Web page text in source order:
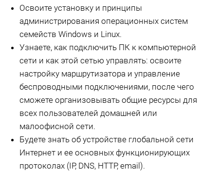
Освоите установку и принципы
администрирования операционных систем
семейств Windows и Linux.
Узнаете, как подключить ПК к компьютерной
сети и как этой сетью управлять: освоите
настройку маршрутизатора и управление
беспроводными подключениями, после чего
сможете организовывать общие ресурсы для
всех пользователей домашней или
малоофисной сети.
Будете знать об устройстве глобальной сети
Интернет и ее основных функционирующих
протоколах (IP, DNS, HTTP, email).